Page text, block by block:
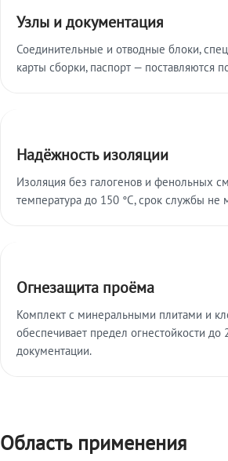
Узлы и документация
Соединительные и отводные блоки,
карты сборки, паспорт — поставляются
Надёжность изоляции
Изоляция без галогенов и фенольных
температура до 150 °C, срок службы не
Огнезащита проёма
Комплект с минеральными плитами и
обеспечивает предел огнестойкости
документации.
Область применения